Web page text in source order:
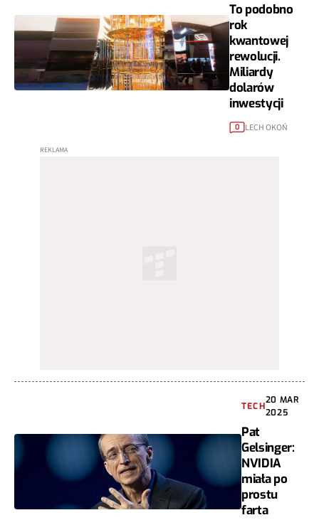
To podobno
rok
kwantowej
rewolucji.
Miliardy
dolarów
inwestycji
0 LECH OKOŃ
TECH
20 MAR
2025
Pat
Gelsinger:
NVIDIA
miała po
prostu
farta